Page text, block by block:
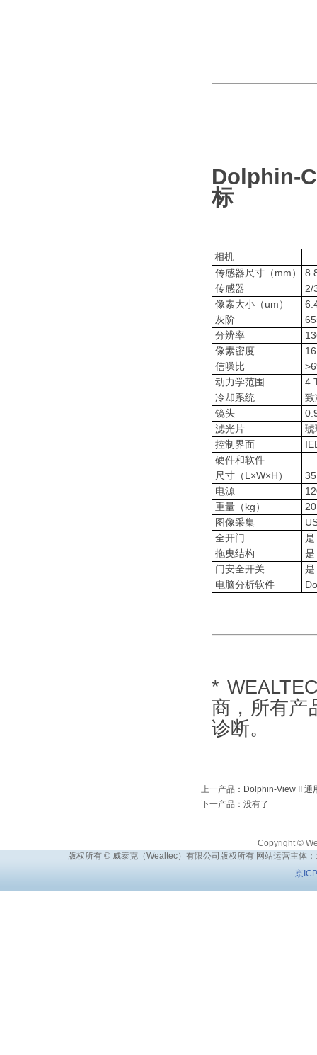
Dolphin-
标
相机
传感器尺寸（mm）
传感器
2/
像素大小（um）
灰阶
分辨率
像素密度
信噪比
动力学范围
4
冷却系统
致
镜头
滤光片
琥
控制界面
硬件和软件
尺寸（L×W×H）
电源
重量（kg）
20
图像采集
全开门
是
拖曳结构
是
门安全开关
是
电脑分析软件
*
商，所有产
诊断。
上一产品 ： Dolphin-View II 通
下一产品 ：没有了
Copyright ©
版权所有 © 威泰克（Wealtec）有限公司版权所有 网站运营主体
京